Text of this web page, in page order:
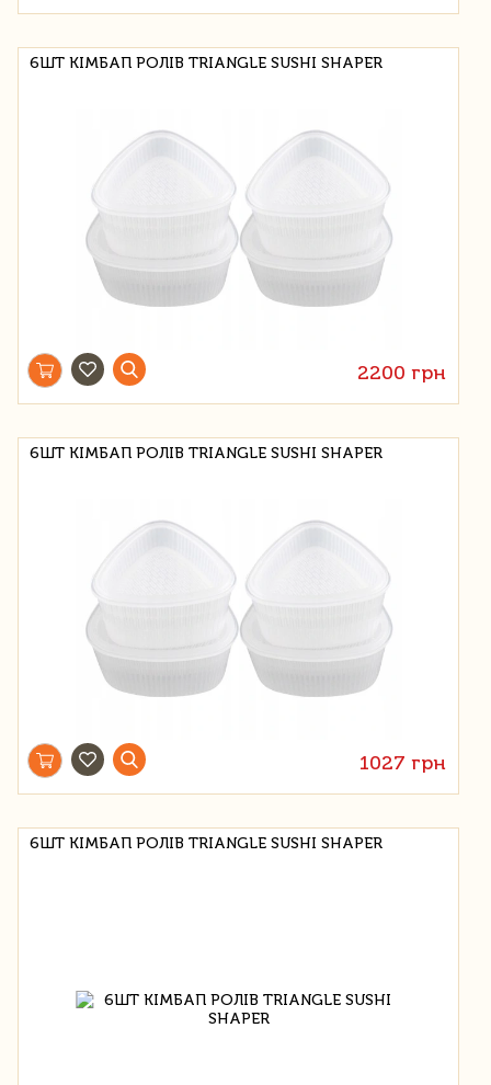
6ШТ КІМБАП РОЛІВ TRIANGLE SUSHI SHAPER
2200 грн
6ШТ КІМБАП РОЛІВ TRIANGLE SUSHI SHAPER
1027 грн
6ШТ КІМБАП РОЛІВ TRIANGLE SUSHI SHAPER